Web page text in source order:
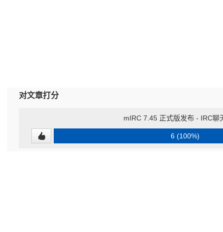
对文章打分
mIRC 7.45 正式版发布 - IRC聊
6 (100%)